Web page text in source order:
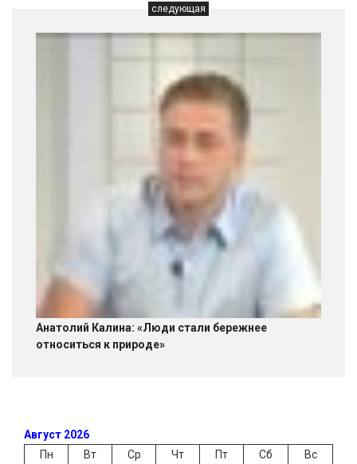
следующая
Анатолий Калина: «Люди стали бережнее
относиться к природе»
Август 2026
Пн
Вт Ср Чт Пт Сб Вс